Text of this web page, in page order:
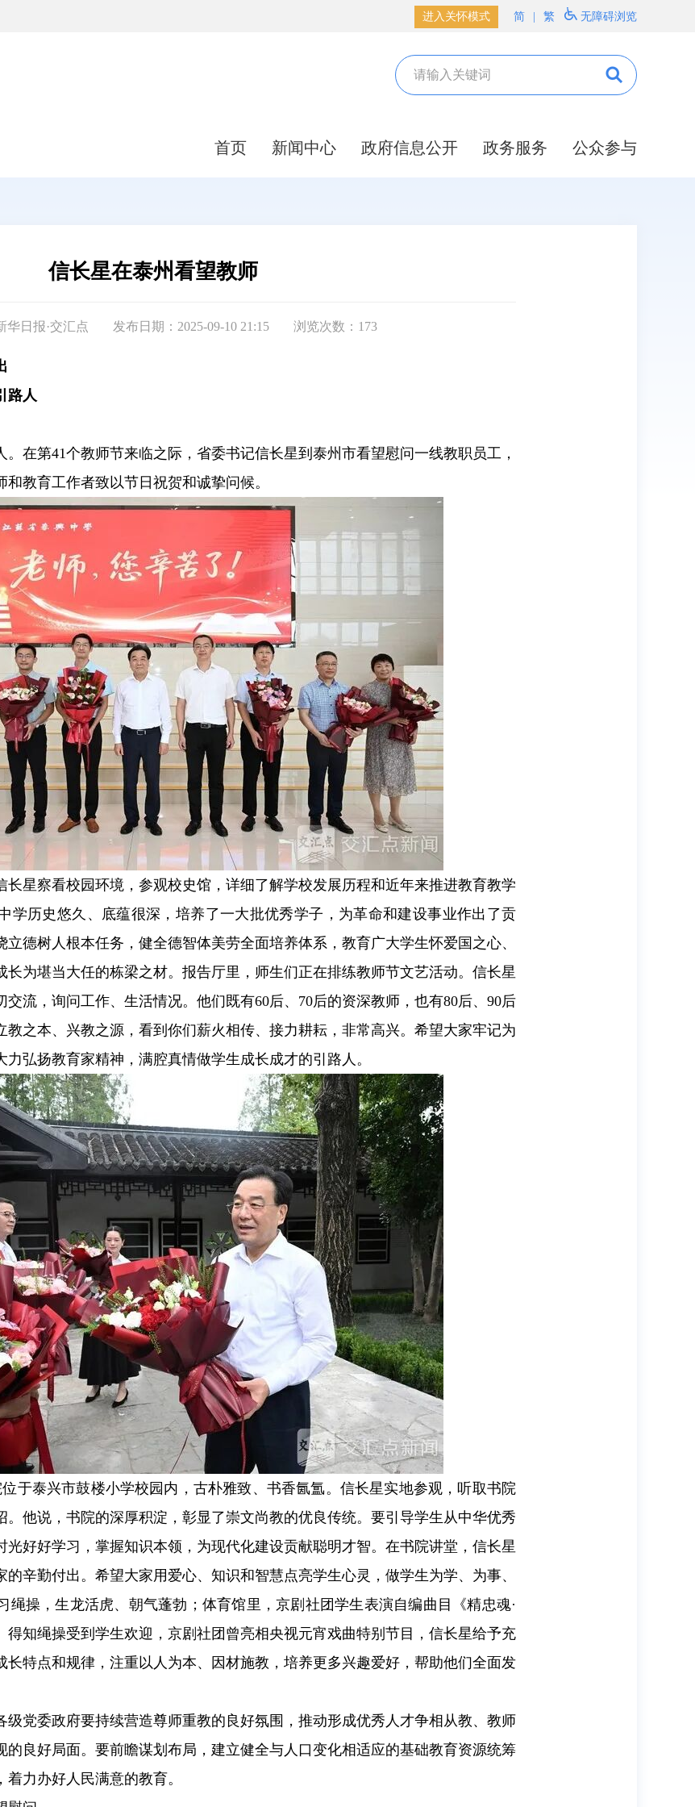
进入关怀模式 简 繁 无障碍浏览
首页 新闻中心 政府信息公开 政务服务 公众参与
信长星在泰州看望教师
华日报·交汇点 发布日期：2025-09-10 21:15 浏览次数： 173
路人
在第41个教师节来临之际，省委书记信长星到泰州市看望慰问一线教职员工，
教育工作者致以节日祝贺和诚挚问候。
长星察看校园环境，参观校史馆，详细了解学校发展历程和近年来推进教育教学
学历史悠久、底蕴很深，培养了一大批优秀学子，为革命和建设事业作出了贡
德树人根本任务，健全德智体美劳全面培养体系，教育广大学生怀爱国之心、
长为堪当大任的栋梁之材。报告厅里，师生们正在排练教师节文艺活动。信长星
流，询问工作、生活情况。他们既有60后、70后的资深教师，也有80后、90后
教之本、兴教之源，看到你们薪火相传、接力耕耘，非常高兴。希望大家牢记为
弘扬教育家精神，满腔真情做学生成长成才的引路人。
于泰兴市鼓楼小学校园内，古朴雅致、书香氤氲。信长星实地参观，听取书院
他说，书院的深厚积淀，彰显了崇文尚教的优良传统。要引导学生从中华优秀
好好学习，掌握知识本领，为现代化建设贡献聪明才智。在书院讲堂，信长星
辛勤付出。希望大家用爱心、知识和智慧点亮学生心灵，做学生为学、为事、
绳操，生龙活虎、朝气蓬勃；体育馆里，京剧社团学生表演自编曲目《精忠魂·
得知绳操受到学生欢迎，京剧社团曾亮相央视元宵戏曲特别节目，信长星给予充
长特点和规律，注重以人为本、因材施教，培养更多兴趣爱好，帮助他们全面发
级党委政府要持续营造尊师重教的良好氛围，推动形成优秀人才争相从教、教师
的良好局面。要前瞻谋划布局，建立健全与人口变化相适应的基础教育资源统筹
力办好人民满意的教育。